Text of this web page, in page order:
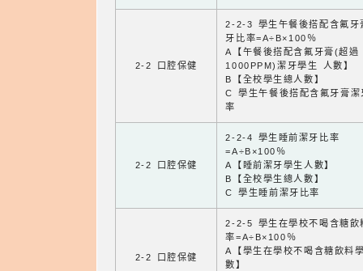
2-2 口腔保健
2-2-3 學生午餐後搭配含氟牙
牙比率=A÷B×100％
A【午餐後搭配含氟牙膏(超過
1000PPM)潔牙學生 人數】
B【全校學生總人數】
C 學生午餐後搭配含氟牙膏潔
率
2-2 口腔保健
2-2-4 學生睡前潔牙比率
=A÷B×100％
A【睡前潔牙學生人數】
B【全校學生總人數】
C 學生睡前潔牙比率
2-2 口腔保健
2-2-5 學生在學校不喝含糖飲
率=A÷B×100％
A【學生在學校不喝含糖飲料
數】